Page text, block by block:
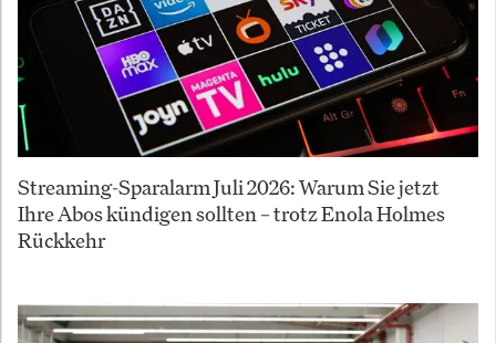
Streaming-Sparalarm Juli 2026: Warum Sie jetzt
Ihre Abos kündigen sollten – trotz Enola Holmes
Rückkehr